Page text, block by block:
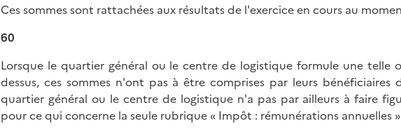
Ces sommes sont rattachées aux résultats de l'exercice en cours au
60
Lorsque le quartier général ou le centre de logistique formule une
dessus, ces sommes n'ont pas à être comprises par leurs bénéficiaires
quartier général ou le centre de logistique n'a pas par ailleurs à faire
pour ce qui concerne la seule rubrique « Impôt : rémunérations annuelles